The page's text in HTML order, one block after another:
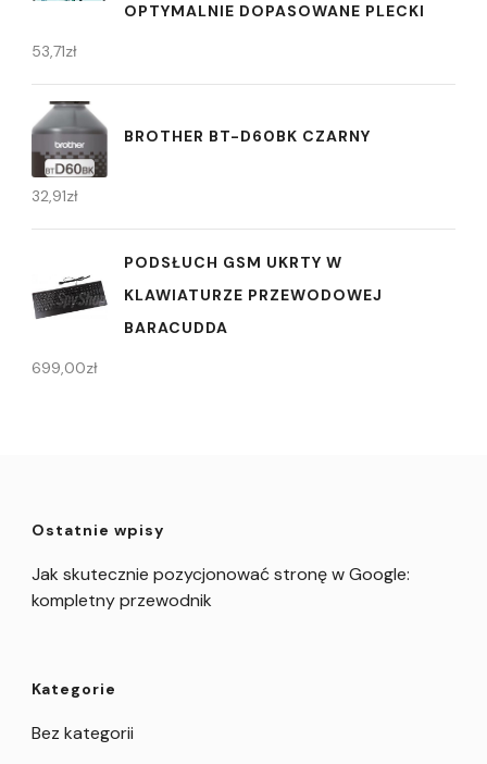
OPTYMALNIE DOPASOWANE PLECKI
53,71zł
BROTHER BT-D60BK CZARNY
32,91zł
PODSŁUCH GSM UKRTY W
KLAWIATURZE PRZEWODOWEJ
BARACUDDA
699,00zł
Ostatnie wpisy
Jak skutecznie pozycjonować stronę w Google:
kompletny przewodnik
Kategorie
Bez kategorii